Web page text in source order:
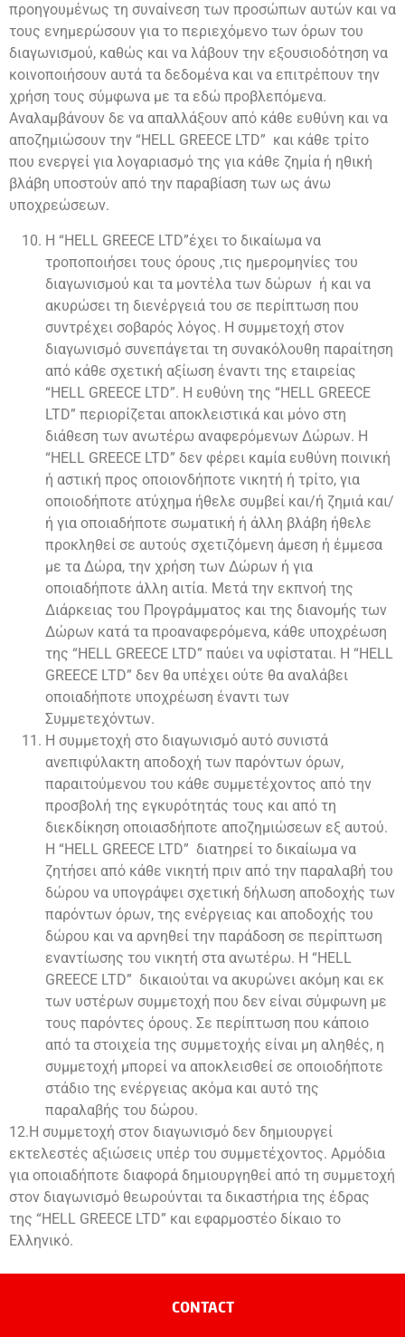
προηγουμένως τη συναίνεση των προσώπων αυτών και να
τους ενημερώσουν για το περιεχόμενο των όρων του
διαγωνισμού, καθώς και να λάβουν την εξουσιοδότηση να
κοινοποιήσουν αυτά τα δεδομένα και να επιτρέπουν την
χρήση τους σύμφωνα με τα εδώ προβλεπόμενα.
Αναλαμβάνουν δε να απαλλάξουν από κάθε ευθύνη και να
αποζημιώσουν την “HELL GREECE LTD” και κάθε τρίτο
που ενεργεί για λογαριασμό της για κάθε ζημία ή ηθική
βλάβη υποστούν από την παραβίαση των ως άνω
υποχρεώσεων.
Η “HELL GREECE LTD”έχει το δικαίωμα να
τροποποιήσει τους όρους ,τις ημερομηνίες του
διαγωνισμού και τα μοντέλα των δώρων ή και να
ακυρώσει τη διενέργειά του σε περίπτωση που
συντρέχει σοβαρός λόγος. Η συμμετοχή στον
διαγωνισμό συνεπάγεται τη συνακόλουθη παραίτηση
από κάθε σχετική αξίωση έναντι της εταιρείας
“HELL GREECE LTD”. Η ευθύνη της “HELL GREECE
LTD” περιορίζεται αποκλειστικά και μόνο στη
διάθεση των ανωτέρω αναφερόμενων Δώρων. Η
“HELL GREECE LTD” δεν φέρει καμία ευθύνη ποινική
ή αστική προς οποιονδήποτε νικητή ή τρίτο, για
οποιοδήποτε ατύχημα ήθελε συμβεί και/ή ζημιά και/
ή για οποιαδήποτε σωματική ή άλλη βλάβη ήθελε
προκληθεί σε αυτούς σχετιζόμενη άμεση ή έμμεσα
με τα Δώρα, την χρήση των Δώρων ή για
οποιαδήποτε άλλη αιτία. Μετά την εκπνοή της
Διάρκειας του Προγράμματος και της διανομής των
Δώρων κατά τα προαναφερόμενα, κάθε υποχρέωση
της “HELL GREECE LTD” παύει να υφίσταται. Η “HELL
GREECE LTD” δεν θα υπέχει ούτε θα αναλάβει
οποιαδήποτε υποχρέωση έναντι των
Συμμετεχόντων.
Η συμμετοχή στο διαγωνισμό αυτό συνιστά
ανεπιφύλακτη αποδοχή των παρόντων όρων,
παραιτούμενου του κάθε συμμετέχοντος από την
προσβολή της εγκυρότητάς τους και από τη
διεκδίκηση οποιασδήποτε αποζημιώσεων εξ αυτού.
Η “HELL GREECE LTD” διατηρεί το δικαίωμα να
ζητήσει από κάθε νικητή πριν από την παραλαβή του
δώρου να υπογράψει σχετική δήλωση αποδοχής των
παρόντων όρων, της ενέργειας και αποδοχής του
δώρου και να αρνηθεί την παράδοση σε περίπτωση
εναντίωσης του νικητή στα ανωτέρω. Η “HELL
GREECE LTD” δικαιούται να ακυρώνει ακόμη και εκ
των υστέρων συμμετοχή που δεν είναι σύμφωνη με
τους παρόντες όρους. Σε περίπτωση που κάποιο
από τα στοιχεία της συμμετοχής είναι μη αληθές, η
συμμετοχή μπορεί να αποκλεισθεί σε οποιοδήποτε
στάδιο της ενέργειας ακόμα και αυτό της
παραλαβής του δώρου.
12.Η συμμετοχή στον διαγωνισμό δεν δημιουργεί
εκτελεστές αξιώσεις υπέρ του συμμετέχοντος. Αρμόδια
για οποιαδήποτε διαφορά δημιουργηθεί από τη συμμετοχή
στον διαγωνισμό θεωρούνται τα δικαστήρια της έδρας
της “HELL GREECE LTD” και εφαρμοστέο δίκαιο το
Ελληνικό.
CONTACT